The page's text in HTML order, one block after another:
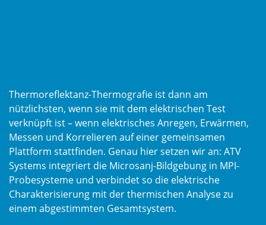
Thermoreflektanz-Thermografie ist dann am
nützlichsten, wenn sie mit dem elektrischen Test
verknüpft ist – wenn elektrisches Anregen, Erwärmen,
Messen und Korrelieren auf einer gemeinsamen
Plattform stattfinden. Genau hier setzen wir an: ATV
Systems integriert die Microsanj-Bildgebung in MPI-
Probesysteme und verbindet so die elektrische
Charakterisierung mit der thermischen Analyse zu
einem abgestimmten Gesamtsystem.